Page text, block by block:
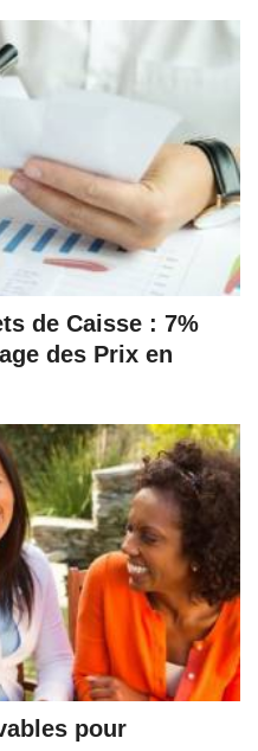
de Caisse : 7%
des Prix en
pour